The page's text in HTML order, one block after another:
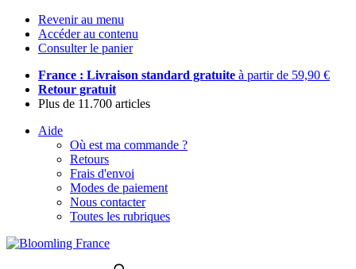
Revenir au menu
Accéder au contenu
Consulter le panier
France : Livraison standard gratuite à partir de 59,90 €
Retour gratuit
Plus de 11.700 articles
Aide
Où est ma commande ?
Retours
Frais d'envoi
Modes de paiement
Nous contacter
Toutes les rubriques